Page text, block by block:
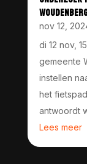
nov 12,
di 12 nov,
gemeente
instellen
het
antwoordt
Lees meer